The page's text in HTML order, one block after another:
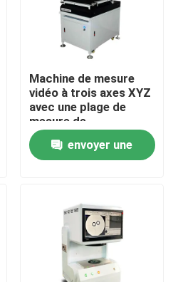
Machine de mesure
vidéo à trois axes XYZ
avec une plage de
mesure de
500x400x200 mm et
certification RoHS
ISO9001
envoyer une